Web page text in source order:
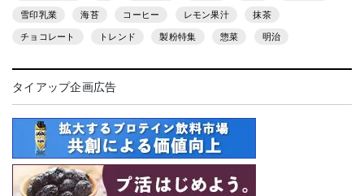
雪印乳業 海苔 コーヒー レモン果汁 抹茶
チョコレート トレンド 製粉特集 惣菜 明治
タイアップ企画広告